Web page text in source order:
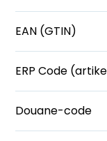
EAN (GTIN)
ERP Code
Douane-code